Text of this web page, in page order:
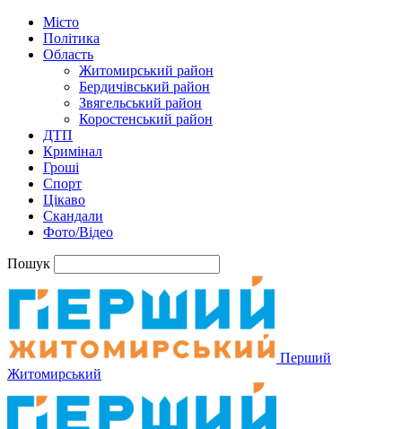
Місто
Політика
Область
Житомирський район
Бердичівський район
Звягельський район
Коростенський район
ДТП
Кримінал
Гроші
Спорт
Цікаво
Скандали
Фото/Відео
Пошук
Перший
Житомирський